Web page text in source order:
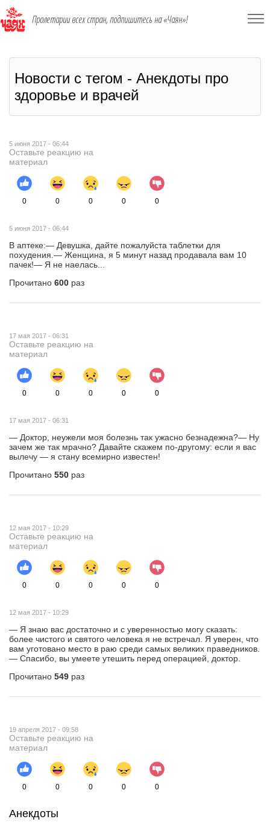
Пролетарии всех стран, подпишитесь на «Чаян»!
Новости с тегом - Анекдоты про
здоровье и врачей
5 июня 2017 - 06:44
Оставьте реакцию на
материал
0 0 0 0 0
5 июня 2017 - 06:44
В аптеке:— Девушка, дайте пожалуйста таблетки для
похудения.— Женщина, я 5 минут назад продавала вам 10
пачек!— Я не наелась...
Прочитано 600 раз
17 мая 2017 - 06:31
Оставьте реакцию на
материал
0 0 0 0 0
17 мая 2017 - 06:31
— Доктор, неужели моя болезнь так ужасно безнадежна?— Ну
зачем же так мрачно? Давайте скажем по-другому: если я вас
вылечу — я стану всемирно известен!
Прочитано 550 раз
12 мая 2017 - 10:29
Оставьте реакцию на
материал
0 0 0 0 0
12 мая 2017 - 10:29
— Я знаю вас достаточно и с уверенностью могу сказать:
более чистого и святого человека я не встречал. Я уверен, что
вам уготовано место в раю среди самых великих праведников.
— Спасибо, вы умеете утешить перед операцией, доктор.
Прочитано 549 раз
19 апреля 2017 - 09:58
Оставьте реакцию на
материал
0 0 0 0 0
Анекдоты